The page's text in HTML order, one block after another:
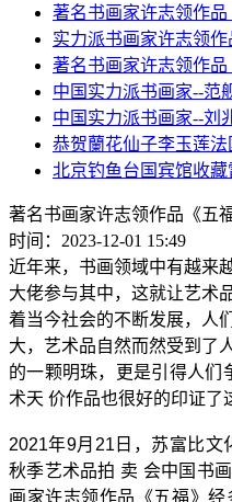
著名书画家许志领作品
实力派书画家许志领作
著名书画家许志领作品
中国实力派书画家--范
中国实力派书画家--刘
恭贺蘭花仙子李玉莲法
北京钓鱼台国宾馆收藏
著名书画家许志领作品《五
时间：2023-12-01 15:49
近年来，书画领域中有越来
大佬参与其中，这就让艺术
着当今社会的不断发展，人
大，艺术品自然而然受到了
的一颗明珠，更是引得人们
术天 价作品也很好的印证了
2021年9月21日，苏富比文
秋季艺术品拍 卖 会中国书
画家许志领作品《五福》